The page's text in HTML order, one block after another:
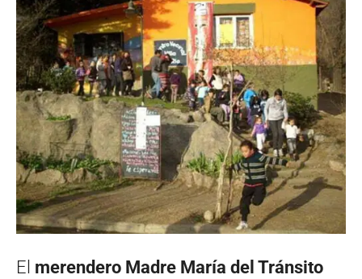
El merendero Madre María del Tránsito